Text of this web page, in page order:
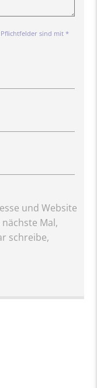
sind mit *
und Website
Mal,
schreibe,